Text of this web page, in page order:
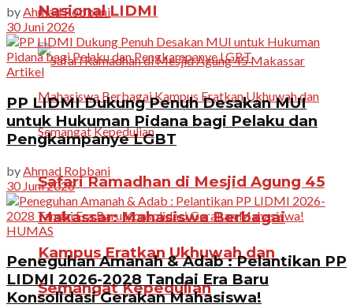
Nasional LIDMI
Safari Ramadhan di Mesjid Agung 45
Makassar: Mahasiswa Berbagai
Kampus Eratkan Ukhuwah dan
Semangat Kepedulian
byAhmad Robbani
30 Juni 2026
Artikel
PP LIDMI Dukung Penuh Desakan MUI
untuk Hukuman Pidana bagi Pelaku dan
Pengkampanye LGBT
by Ahmad Robbani
30 Juni 2026
HUMAS
Peneguhan Amanah & Adab : Pelantikan PP
LIDMI 2026-2028 Tandai Era Baru
Konsolidasi Gerakan Mahasiswa!